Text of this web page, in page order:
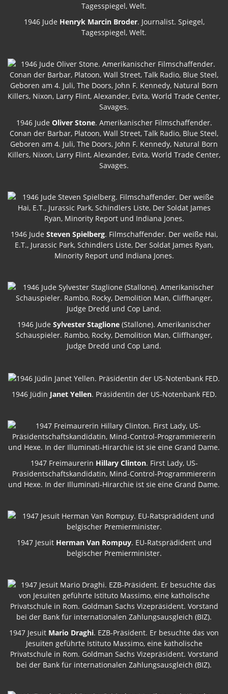
1946 Jude Henryk Marcin Broder. Journalist. Spiegel,
Tagesspiegel, Welt.
1946 Jude Oliver Stone. Amerikanischer Filmschaffender.
Conan der Barbar, Platoon, Wall Street, Talk Radio, Blue Steel,
Geboren am 4. Juli, The Doors, John F. Kennedy, Natural Born
Killers, Nixon, Larry Flint, Alexander, Evita, World Trade Center,
Savages.
1946 Jude Steven Spielberg. Filmschaffender. Der weiße Hai,
E.T., Jurassic Park, Schindlers Liste, Der Soldat James Ryan,
Minority Report und Indiana Jones.
1946 Jude Sylvester Staglione (Stallone). Amerikanischer
Schauspieler. Rambo, Rocky, Demolition Man, Cliffhanger,
Judge Dredd und Cop Land.
1946 Jüdin Janet Yellen. Präsidentin der US-Notenbank FED.
1947 Freimaurerin Hillary Clinton. First Lady, US-
Präsidentschaftskandidatin, Mind-Control-Programmiererin
und Hexe. In der Illuminati-Hirarchie ist sie eine Grand Dame.
1947 Jesuit Herman Van Rompuy. EU-Ratsprädident und
belgischer Premierminister.
1947 Jesuit Mario Draghi. EZB-Präsident. Er besuchte das von
Jesuiten geführte Istituto Massimo, eine katholische
Privatschule in Rom. Goldman Sachs Vizepräsident. Vorstand
bei der Bank für internationalen Zahlungsausgleich (BIZ).